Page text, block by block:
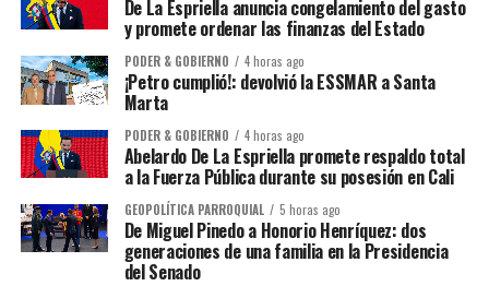
De La Espriella anuncia congelamiento del gasto
y promete ordenar las finanzas del Estado
PODER & GOBIERNO 4 horas ago
¡Petro cumplió!: devolvió la ESSMAR a Santa
Marta
PODER & GOBIERNO 4 horas ago
Abelardo De La Espriella promete respaldo total
a la Fuerza Pública durante su posesión en Cali
GEOPOLÍTICA PARROQUIAL 5 horas ago
De Miguel Pinedo a Honorio Henríquez: dos
generaciones de una familia en la Presidencia
del Senado